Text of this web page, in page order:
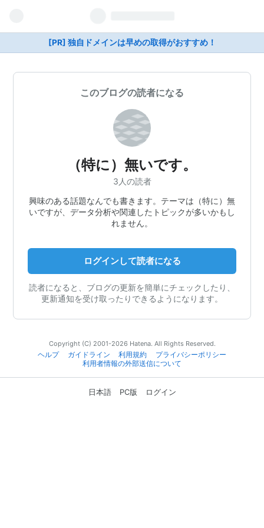
[PR] 独自ドメインは早めの取得がおすすめ！
このブログの読者になる
（特に）無いです。
3人の読者
興味のある話題なんでも書きます。テーマは（特に）無
いですが、データ分析や関連したトピックが多いかもし
れません。
ログインして読者になる
読者になると、ブログの更新を簡単にチェックしたり、
更新通知を受け取ったりできるようになります。
Copyright (C) 2001-2026 Hatena. All Rights Reserved.
ヘルプ
ガイドライン 利用規約
プライバシーポリシー
利用者情報の外部送信について
日本語 PC版 ログイン